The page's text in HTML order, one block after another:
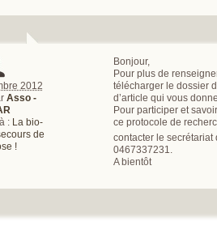
2012
Asso -
: La bio-
de
!
Bonjour,
Pour plus de
télécharger le dossier
d’article qui vous
Pour participer et
ce protocole de
contacter le secrétariat
0467337231.
A bientôt